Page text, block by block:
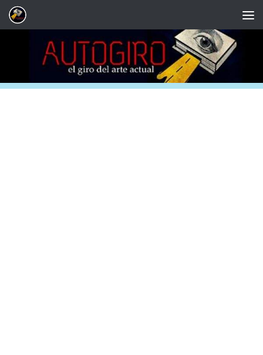
Saltar al contenido